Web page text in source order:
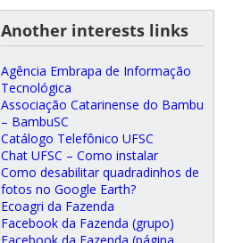
Another interests links
Agência Embrapa de Informação
Tecnológica
Associação Catarinense do Bambu
– BambuSC
Catálogo Telefônico UFSC
Chat UFSC – Como instalar
Como desabilitar quadradinhos de
fotos no Google Earth?
Ecoagri da Fazenda
Facebook da Fazenda (grupo)